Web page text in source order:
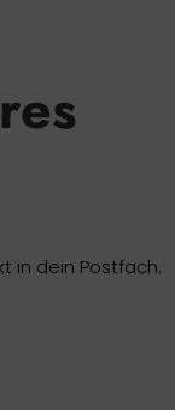
in dein Postfach.